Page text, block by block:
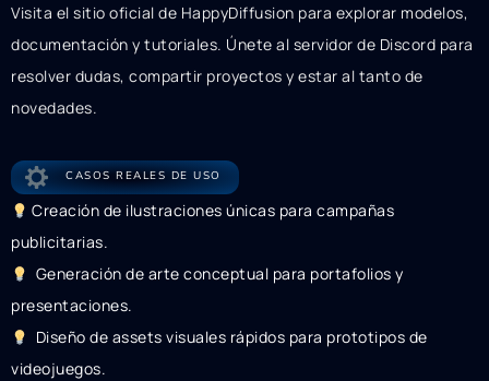
CASOS REALES DE USO
Creación de ilustraciones únicas para campañas
publicitarias.
Generación de arte conceptual para portafolios y
presentaciones.
Diseño de assets visuales rápidos para prototipos de
videojuegos.
Visita el sitio oficial de HappyDiffusion para explorar modelos,
documentación y tutoriales. Únete al servidor de Discord para
resolver dudas, compartir proyectos y estar al tanto de
novedades.